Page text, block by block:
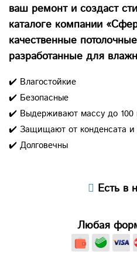
ваш ремонт и создаст
каталоге компании
качественные
разработанные для
✔️ Влагостойкие
✔️ Безопасные
✔️ Выдерживают массу до 100
✔️ Защищают от конденсата и
✔️ Долговечны
Есть в
Любая